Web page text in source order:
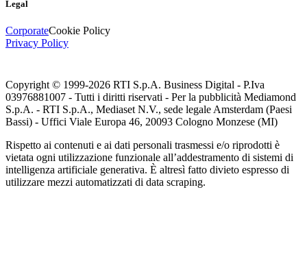
Legal
CorporateCookie Policy
Privacy Policy
Copyright © 1999-2026 RTI S.p.A. Business Digital - P.Iva
03976881007 - Tutti i diritti riservati - Per la pubblicità Mediamond
S.p.A. - RTI S.p.A., Mediaset N.V., sede legale Amsterdam (Paesi
Bassi) - Uffici Viale Europa 46, 20093 Cologno Monzese (MI)
Rispetto ai contenuti e ai dati personali trasmessi e/o riprodotti è
vietata ogni utilizzazione funzionale all’addestramento di sistemi di
intelligenza artificiale generativa. È altresì fatto divieto espresso di
utilizzare mezzi automatizzati di data scraping.